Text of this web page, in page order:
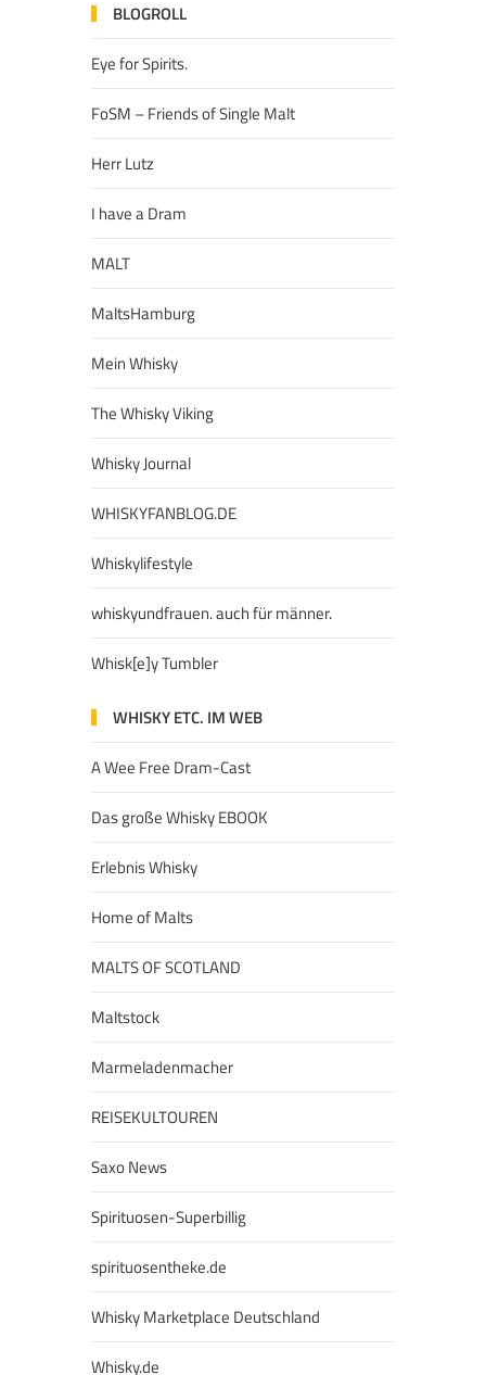
BLOGROLL
Eye for Spirits.
FoSM – Friends of Single Malt
Herr Lutz
I have a Dram
MALT
MaltsHamburg
Mein Whisky
The Whisky Viking
Whisky Journal
WHISKYFANBLOG.DE
Whiskylifestyle
whiskyundfrauen. auch für männer.
Whisk[e]y Tumbler
WHISKY ETC. IM WEB
A Wee Free Dram-Cast
Das große Whisky EBOOK
Erlebnis Whisky
Home of Malts
MALTS OF SCOTLAND
Maltstock
Marmeladenmacher
REISEKULTOUREN
Saxo News
Spirituosen-Superbillig
spirituosentheke.de
Whisky Marketplace Deutschland
Whisky.de